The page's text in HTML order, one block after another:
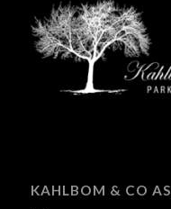
KAHLBOM & CO AS